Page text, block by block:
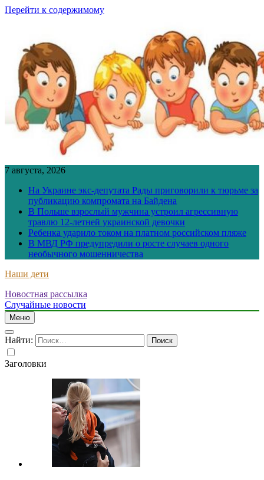
Перейти к содержимому
7 августа, 2026
На Украине экс-депутата Рады приговорили к тюрьме за
публикацию компромата на Байдена
В Польше взрослый мужчина устроил агрессивную
травлю 12-летней украинской девочки
Ребенка ударило током на платном российском пляже
В МВД РФ предупредили о росте случаев одного
необычного мошенничества
Наши дети
Новостная рассылка
Случайные новости
Меню
Найти:
Заголовки